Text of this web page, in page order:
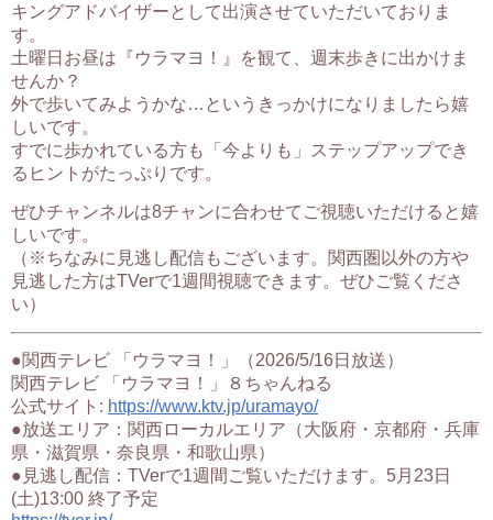
キングアドバイザーとして出演させていただいておりま
す。
土曜日お昼は『ウラマヨ！』を観て、週末歩きに出かけま
せんか？
外で歩いてみようかな…というきっかけになりましたら嬉
しいです。
すでに歩かれている方も「今よりも」ステップアップでき
るヒントがたっぷりです。
ぜひチャンネルは8チャンに合わせてご視聴いただけると嬉
しいです。
（※ちなみに見逃し配信もございます。関西圏以外の方や
見逃した方はTVerで1週間視聴できます。ぜひご覧くださ
い）
●関西テレビ 「ウラマヨ！」（2026/5/16日放送）
関西テレビ 「ウラマヨ！」８ちゃんねる
公式サイト: https://www.ktv.jp/uramayo/
●放送エリア：関西ローカルエリア（大阪府・京都府・兵庫
県・滋賀県・奈良県・和歌山県）
●見逃し配信：TVerで1週間ご覧いただけます。5月23日
(土)13:00 終了予定